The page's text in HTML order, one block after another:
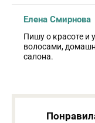
Елена Смирнова
Пишу о красоте и
волосами,
салона.